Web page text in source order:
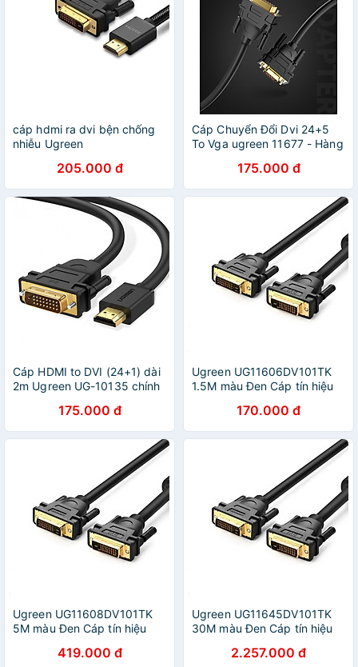
cáp hdmi ra dvi bện chống
nhiễu Ugreen
chính hãng205.000 đ
Cáp Chuyển Đổi Dvi 24+5
To Vga ugreen 11677 - Hàng
175.000 đ
Cáp HDMI to DVI (24+1) dài
2m Ugreen UG-10135 chính
175.000 đ
Ugreen UG11606DV101TK
1.5M màu Đen Cáp tín hiệu
170.000 đ
Ugreen UG11608DV101TK
5M màu Đen Cáp tín hiệu
419.000 đ
Ugreen UG11645DV101TK
30M màu Đen Cáp tín hiệu
2.257.000 đ